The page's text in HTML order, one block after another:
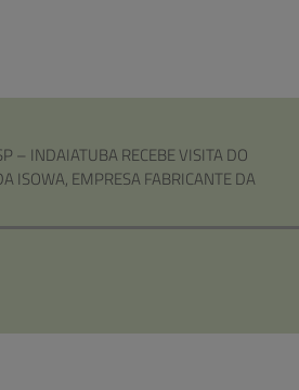
– INDAIATUBA RECEBE VISITA DO
ISOWA, EMPRESA FABRICANTE DA